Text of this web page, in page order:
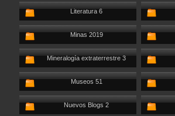
Literatura 6
Minas 2019
Mineralogía extraterrestre 3
Museos 51
Nuevos Blogs 2